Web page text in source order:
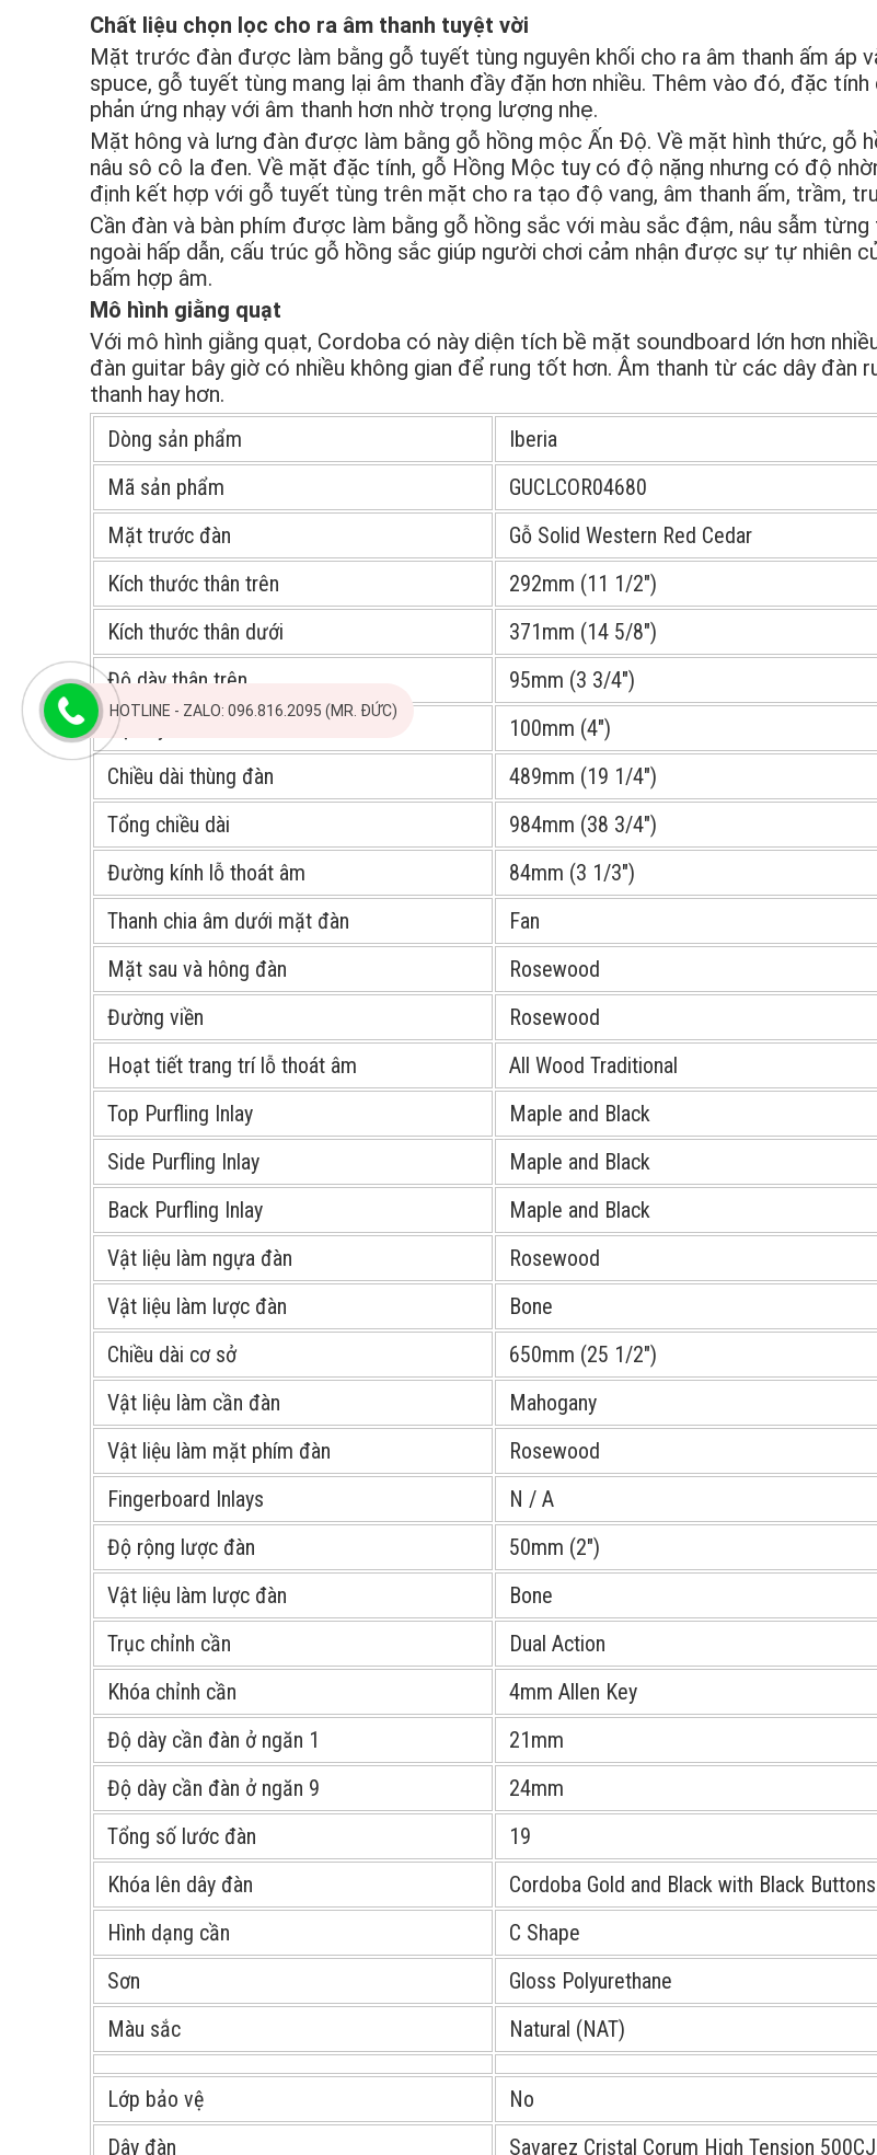
Chất liệu chọn lọc cho ra âm thanh tuyệt vời
Mặt trước đàn được làm bằng gỗ tuyết tùng nguyên khối cho ra âm thanh ấm áp
spuce, gỗ tuyết tùng mang lại âm thanh đầy đặn hơn nhiều. Thêm vào đó, đặc
phản ứng nhạy với âm thanh hơn nhờ trọng lượng nhẹ.
Mặt hông và lưng đàn được làm bằng gỗ hồng mộc Ấn Độ. Về mặt hình thức, gỗ
nâu sô cô la đen. Về mặt đặc tính, gỗ Hồng Mộc tuy có độ nặng nhưng có độ
định kết hợp với gỗ tuyết tùng trên mặt cho ra tạo độ vang, âm thanh ấm, trầm,
Cần đàn và bàn phím được làm bằng gỗ hồng sắc với màu sắc đậm, nâu sẫm từng
ngoài hấp dẫn, cấu trúc gỗ hồng sắc giúp người chơi cảm nhận được sự tự nhiên
bấm hợp âm.
Mô hình giằng quạt
Với mô hình giằng quạt, Cordoba có này diện tích bề mặt soundboard lớn hơn
đàn guitar bây giờ có nhiều không gian để rung tốt hơn. Âm thanh từ các dây đàn
thanh hay hơn.
Dòng sản phẩm
Iberia
Mã sản phẩm
GUCLCOR04680
Mặt trước đàn
Gỗ Solid Western Red Cedar
Kích thước thân trên
292mm (11 1/2″)
Kích thước thân dưới
371mm (14 5/8″)
Độ dày thân trên
95mm (3 3/4″)
Độ dày thân dưới
100mm (4″)
Chiều dài thùng đàn
489mm (19 1/4″)
Tổng chiều dài
984mm (38 3/4″)
Đường kính lỗ thoát âm
84mm (3 1/3″)
Thanh chia âm dưới mặt đàn
Fan
Mặt sau và hông đàn
Rosewood
Đường viền
Rosewood
Hoạt tiết trang trí lỗ thoát âm
All Wood Traditional
Top Purfling Inlay
Maple and Black
Side Purfling Inlay
Maple and Black
Back Purfling Inlay
Maple and Black
Vật liệu làm ngựa đàn
Rosewood
Vật liệu làm lược đàn
Bone
Chiều dài cơ sở
650mm (25 1/2″)
Vật liệu làm cần đàn
Mahogany
Vật liệu làm mặt phím đàn
Rosewood
Fingerboard Inlays
N / A
Độ rộng lược đàn
50mm (2″)
Vật liệu làm lược đàn
Bone
Trục chỉnh cần
Dual Action
Khóa chỉnh cần
4mm Allen Key
Độ dày cần đàn ở ngăn 1
21mm
Độ dày cần đàn ở ngăn 9
24mm
Tổng số lước đàn
19
Khóa lên dây đàn
Cordoba Gold and Black with Black Buttons
Hình dạng cần
C Shape
Sơn
Gloss Polyurethane
Màu sắc
Natural (NAT)
Lớp bảo vệ
No
Dây đàn
Savarez Cristal Corum High Tension 500CJ
HOTLINE - ZALO: 096.816.2095 (MR. ĐỨC)